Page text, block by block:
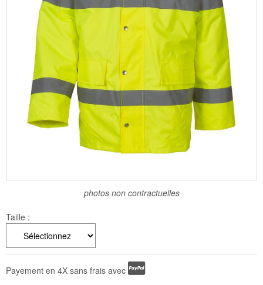
photos non contractuelles
Taille :
Payement en 4X sans frais avec